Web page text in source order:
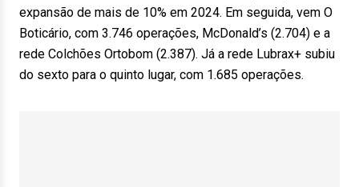
expansão de mais de 10% em 2024. Em seguida, vem O
Boticário, com 3.746 operações, McDonald’s (2.704) e a
rede Colchões Ortobom (2.387). Já a rede Lubrax+ subiu
do sexto para o quinto lugar, com 1.685 operações.